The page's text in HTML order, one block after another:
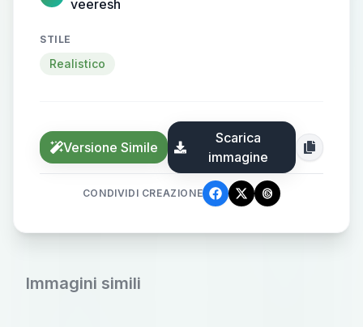
veeresh
STILE
Realistico
Versione Simile
Scarica
immagine
CONDIVIDI CREAZIONE
Immagini simili